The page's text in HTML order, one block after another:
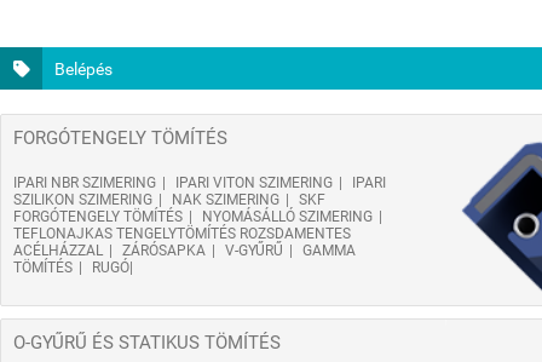
Belépés
FORGÓTENGELY TÖMÍTÉS
IPARI NBR SZIMERING IPARI VITON SZIMERING
IPARI
SZILIKON SZIMERING
NAK SZIMERING
SKF
FORGÓTENGELY TÖMÍTÉS
NYOMÁSÁLLÓ SZIMERING
TEFLONAJKAS TENGELYTÖMÍTÉS ROZSDAMENTES
ACÉLHÁZZAL
ZÁRÓSAPKA V-GYŰRŰ
GAMMA
TÖMÍTÉS
RUGÓ
O-GYŰRŰ ÉS STATIKUS TÖMÍTÉS